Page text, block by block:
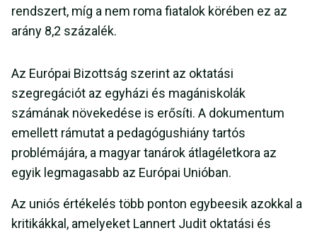
rendszert, míg a nem roma fiatalok körében ez az
arány 8,2 százalék.
Az Európai Bizottság szerint az oktatási
szegregációt az egyházi és magániskolák
számának növekedése is erősíti. A dokumentum
emellett rámutat a pedagógushiány tartós
problémájára, a magyar tanárok átlagéletkora az
egyik legmagasabb az Európai Unióban.
Az uniós értékelés több ponton egybeesik azokkal a
kritikákkal, amelyeket Lannert Judit oktatási és